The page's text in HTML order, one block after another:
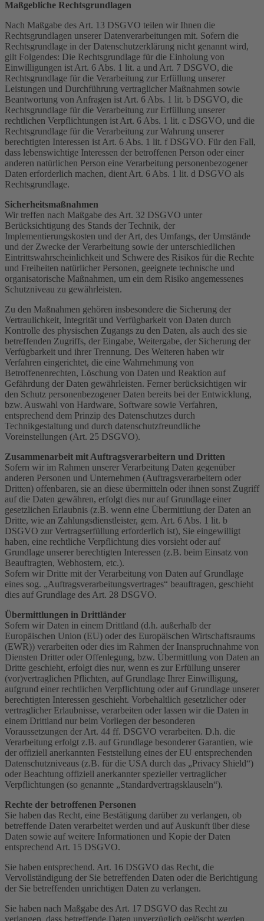
Maßgebliche Rechtsgrundlagen
Nach Maßgabe des Art. 13 DSGVO teilen wir Ihnen die
Rechtsgrundlagen unserer Datenverarbeitungen mit. Sofern die
Rechtsgrundlage in der Datenschutzerklärung nicht genannt wird,
gilt Folgendes: Die Rechtsgrundlage für die Einholung von
Einwilligungen ist Art. 6 Abs. 1 lit. a und Art. 7 DSGVO, die
Rechtsgrundlage für die Verarbeitung zur Erfüllung unserer
Leistungen und Durchführung vertraglicher Maßnahmen sowie
Beantwortung von Anfragen ist Art. 6 Abs. 1 lit. b DSGVO, die
Rechtsgrundlage für die Verarbeitung zur Erfüllung unserer
rechtlichen Verpflichtungen ist Art. 6 Abs. 1 lit. c DSGVO, und die
Rechtsgrundlage für die Verarbeitung zur Wahrung unserer
berechtigten Interessen ist Art. 6 Abs. 1 lit. f DSGVO. Für den Fall,
dass lebenswichtige Interessen der betroffenen Person oder einer
anderen natürlichen Person eine Verarbeitung personenbezogener
Daten erforderlich machen, dient Art. 6 Abs. 1 lit. d DSGVO als
Rechtsgrundlage.
Sicherheitsmaßnahmen
Wir treffen nach Maßgabe des Art. 32 DSGVO unter
Berücksichtigung des Stands der Technik, der
Implementierungskosten und der Art, des Umfangs, der Umstände
und der Zwecke der Verarbeitung sowie der unterschiedlichen
Eintrittswahrscheinlichkeit und Schwere des Risikos für die Rechte
und Freiheiten natürlicher Personen, geeignete technische und
organisatorische Maßnahmen, um ein dem Risiko angemessenes
Schutzniveau zu gewährleisten.
Zu den Maßnahmen gehören insbesondere die Sicherung der
Vertraulichkeit, Integrität und Verfügbarkeit von Daten durch
Kontrolle des physischen Zugangs zu den Daten, als auch des sie
betreffenden Zugriffs, der Eingabe, Weitergabe, der Sicherung der
Verfügbarkeit und ihrer Trennung. Des Weiteren haben wir
Verfahren eingerichtet, die eine Wahrnehmung von
Betroffenenrechten, Löschung von Daten und Reaktion auf
Gefährdung der Daten gewährleisten. Ferner berücksichtigen wir
den Schutz personenbezogener Daten bereits bei der Entwicklung,
bzw. Auswahl von Hardware, Software sowie Verfahren,
entsprechend dem Prinzip des Datenschutzes durch
Technikgestaltung und durch datenschutzfreundliche
Voreinstellungen (Art. 25 DSGVO).
Zusammenarbeit mit Auftragsverarbeitern und Dritten
Sofern wir im Rahmen unserer Verarbeitung Daten gegenüber
anderen Personen und Unternehmen (Auftragsverarbeitern oder
Dritten) offenbaren, sie an diese übermitteln oder ihnen sonst Zugriff
auf die Daten gewähren, erfolgt dies nur auf Grundlage einer
gesetzlichen Erlaubnis (z.B. wenn eine Übermittlung der Daten an
Dritte, wie an Zahlungsdienstleister, gem. Art. 6 Abs. 1 lit. b
DSGVO zur Vertragserfüllung erforderlich ist), Sie eingewilligt
haben, eine rechtliche Verpflichtung dies vorsieht oder auf
Grundlage unserer berechtigten Interessen (z.B. beim Einsatz von
Beauftragten, Webhostern, etc.).
Sofern wir Dritte mit der Verarbeitung von Daten auf Grundlage
eines sog. „Auftragsverarbeitungsvertrages“ beauftragen, geschieht
dies auf Grundlage des Art. 28 DSGVO.
Übermittlungen in Drittländer
Sofern wir Daten in einem Drittland (d.h. außerhalb der
Europäischen Union (EU) oder des Europäischen Wirtschaftsraums
(EWR)) verarbeiten oder dies im Rahmen der Inanspruchnahme von
Diensten Dritter oder Offenlegung, bzw. Übermittlung von Daten an
Dritte geschieht, erfolgt dies nur, wenn es zur Erfüllung unserer
(vor)vertraglichen Pflichten, auf Grundlage Ihrer Einwilligung,
aufgrund einer rechtlichen Verpflichtung oder auf Grundlage unserer
berechtigten Interessen geschieht. Vorbehaltlich gesetzlicher oder
vertraglicher Erlaubnisse, verarbeiten oder lassen wir die Daten in
einem Drittland nur beim Vorliegen der besonderen
Voraussetzungen der Art. 44 ff. DSGVO verarbeiten. D.h. die
Verarbeitung erfolgt z.B. auf Grundlage besonderer Garantien, wie
der offiziell anerkannten Feststellung eines der EU entsprechenden
Datenschutzniveaus (z.B. für die USA durch das „Privacy Shield“)
oder Beachtung offiziell anerkannter spezieller vertraglicher
Verpflichtungen (so genannte „Standardvertragsklauseln“).
Rechte der betroffenen Personen
Sie haben das Recht, eine Bestätigung darüber zu verlangen, ob
betreffende Daten verarbeitet werden und auf Auskunft über diese
Daten sowie auf weitere Informationen und Kopie der Daten
entsprechend Art. 15 DSGVO.
Sie haben entsprechend. Art. 16 DSGVO das Recht, die
Vervollständigung der Sie betreffenden Daten oder die Berichtigung
der Sie betreffenden unrichtigen Daten zu verlangen.
Sie haben nach Maßgabe des Art. 17 DSGVO das Recht zu
verlangen, dass betreffende Daten unverzüglich gelöscht werden,